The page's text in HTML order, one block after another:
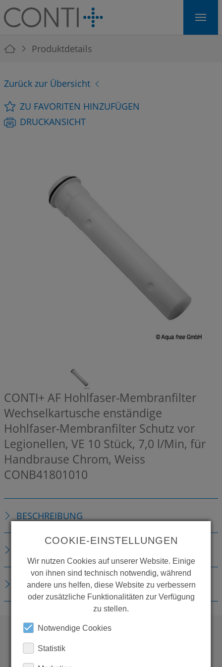
Skip to main navigation
Skip to main content
Skip to page footer
You are here:
Produktdetails
Zurück zur Übersicht
ZU FAVORITEN HINZUFÜGEN
DRUCKANSICHT
CONTI+ AF Hohlfaser-Membranfilter
Wechselkartusche enständige
Hohlfaser-Membranfilter Schutz vor
Legionellen, VE 10 Stück, 7,0 l/Min, für
Handbrause Chrom, Weiss
CONB41801010
BESCHREIBUNG
DOWNLOADS
COOKIE-EINSTELLUNGEN
Wir nutzen Cookies auf unserer Website. Einige
von ihnen sind technisch notwendig, während
andere uns helfen, diese Website zu verbessern
oder zusätzliche Funktionalitäten zur Verfügung
zu stellen.
Notwendige Cookies
Statistik